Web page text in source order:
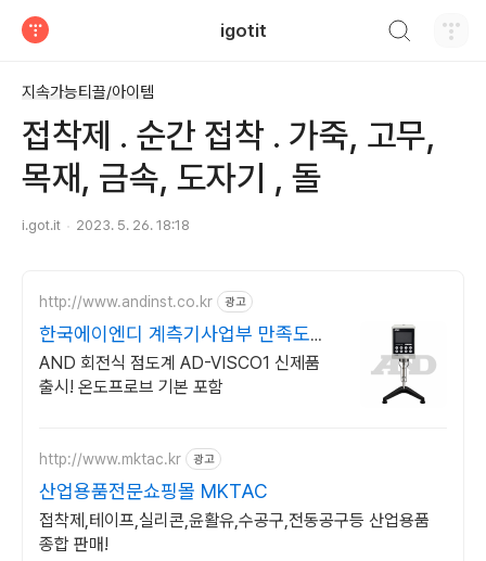
igotit
지속가능티끌/아이템
접착제 . 순간 접착 . 가죽, 고무,
목재, 금속, 도자기 , 돌
i.got.it 2023. 5. 26. 18:18
http://www.andinst.co.kr 광고
한국에이엔디 계측기사업부 만족도를
충족시킬수있는 제품
AND 회전식 점도계 AD-VISCO1 신제품
출시! 온도프로브 기본 포함
http://www.mktac.kr 광고
산업용품전문쇼핑몰 MKTAC
접착제,테이프,실리콘,윤활유,수공구,전동공구등 산업용품
종합 판매!